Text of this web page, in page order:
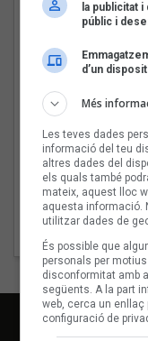
1 - Com un estel
2 - De sotracs
3 - De la flor del
4 - Cor final
5 - Hem tastat la
6 - El descàrrec
7 - Ai, ciutat
8 - Oda a la utopia
la publicitat
públic i
d’un
Més
Les teves dades
informació del teu
altres dades del
els quals també
mateix, aquest lloc
aquesta informació.
utilitzar dades de
És possible que
personals per
disconformitat amb
següents. A la part
web, cerca un
configuració de